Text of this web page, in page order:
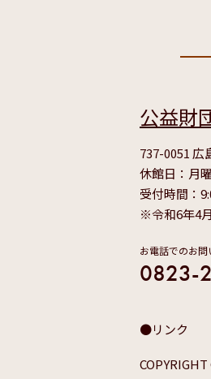
公益財
737-0051 広
休館日：月
受付時間：
※令和6年4
お電話でのお問
0823-
リンク